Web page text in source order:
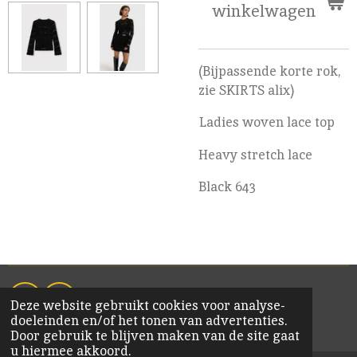
Deze website gebruikt cookies voor analyse-
doeleinden en/of het tonen van advertenties.
Door gebruik te blijven maken van de site gaat
u hiermee akkoord.
winkelwagen
(Bijpassende korte rok,
zie SKIRTS alix)
Ladies woven lace top
Heavy stretch lace
Black 643
F
a
c
e
I
n
s
t
© 2020 KiM Bornem